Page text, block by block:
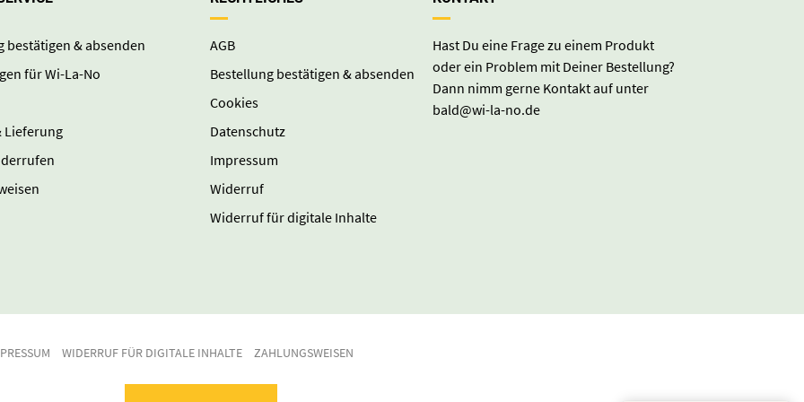
bestätigen & absenden
für Wi-La-No
Lieferung
AGB
Bestellung bestätigen & absenden
Cookies
Datenschutz
Impressum
Widerruf
Widerruf für digitale Inhalte
Hast Du eine Frage zu einem Produkt
oder ein Problem mit Deiner Bestellung?
Dann nimm gerne Kontakt auf unter
bald@wi-la-no.de
WIDERRUF FÜR DIGITALE INHALTE ZAHLUNGSWEISEN